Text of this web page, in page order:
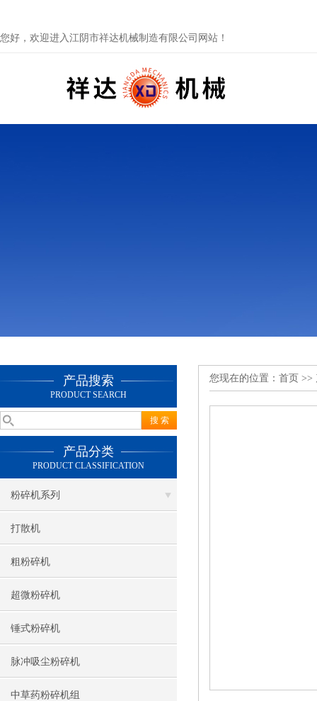
您好，欢迎进入江阴市祥达机械制造有限公司网站！
产品搜索
PRODUCT SEARCH
产品分类
PRODUCT CLASSIFICATION
粉碎机系列
打散机
粗粉碎机
超微粉碎机
锤式粉碎机
脉冲吸尘粉碎机
中草药粉碎机组
您现在的位置： 首页 >>